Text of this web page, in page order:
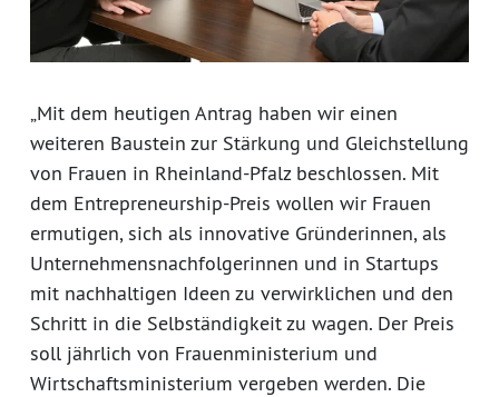
„Mit dem heutigen Antrag haben wir einen
weiteren Baustein zur Stärkung und Gleichstellung
von Frauen in Rheinland-Pfalz beschlossen. Mit
dem Entrepreneurship-Preis wollen wir Frauen
ermutigen, sich als innovative Gründerinnen, als
Unternehmensnachfolgerinnen und in Startups
mit nachhaltigen Ideen zu verwirklichen und den
Schritt in die Selbständigkeit zu wagen. Der Preis
soll jährlich von Frauenministerium und
Wirtschaftsministerium vergeben werden. Die